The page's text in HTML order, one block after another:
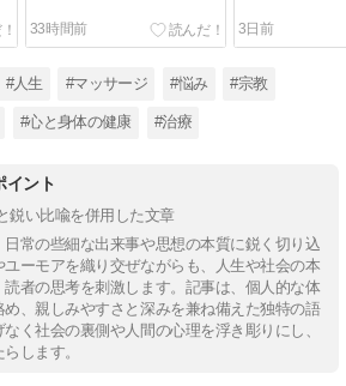
33時間前 3日前
#人生 #マッサージ #悩み #宗教
#心と身体の健康 #治療
イント
鋭い比喩を併用した文章
常の些細な出来事や思想の本質に鋭く切り込
ーモアを織り交ぜながらも、人生や社会の本
者の思考を刺激します。記事は、個人的な体
、親しみやすさと深みを兼ね備えた独特の語
く社会の裏側や人間の心理を浮き彫りにし、
します。